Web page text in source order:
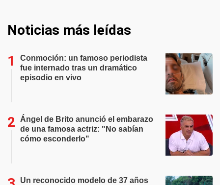
Noticias más leídas
Conmoción: un famoso periodista
fue internado tras un dramático
episodio en vivo
Ángel de Brito anunció el embarazo
de una famosa actriz: "No sabían
cómo esconderlo"
Un reconocido modelo de 37 años